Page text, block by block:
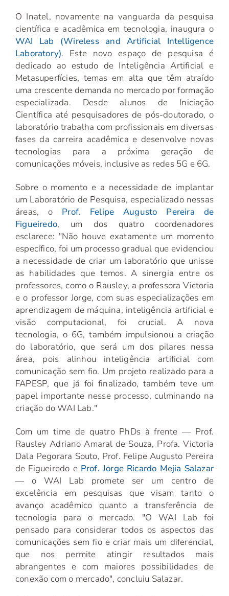
O Inatel, novamente na vanguarda da pesquisa
científica e acadêmica em tecnologia, inaugura o
WAI Lab (Wireless and Artificial Intelligence
Laboratory). Este novo espaço de pesquisa é
dedicado ao estudo de Inteligência Artificial e
Metasuperfícies, temas em alta que têm atraído
uma crescente demanda no mercado por formação
especializada. Desde alunos de Iniciação
Científica até pesquisadores de pós-doutorado, o
laboratório trabalha com profissionais em diversas
fases da carreira acadêmica e desenvolve novas
tecnologias para a próxima geração de
comunicações móveis, inclusive as redes 5G e 6G.
Sobre o momento e a necessidade de implantar
um Laboratório de Pesquisa, especializado nessas
áreas, o Prof. Felipe Augusto Pereira de
Figueiredo, um dos quatro coordenadores
esclarece: "Não houve exatamente um momento
específico, foi um processo gradual que evidenciou
a necessidade de criar um laboratório que unisse
as habilidades que temos. A sinergia entre os
professores, como o Rausley, a professora Victoria
e o professor Jorge, com suas especializações em
aprendizagem de máquina, inteligência artificial e
visão computacional, foi crucial. A nova
tecnologia, o 6G, também impulsionou a criação
do laboratório, que será um dos pilares nessa
área, pois alinhou inteligência artificial com
comunicação sem fio. Um projeto realizado para a
FAPESP, que já foi finalizado, também teve um
papel importante nesse processo, culminando na
criação do WAI Lab."
Com um time de quatro PhDs à frente — Prof.
Rausley Adriano Amaral de Souza, Profa. Victoria
Dala Pegorara Souto, Prof. Felipe Augusto Pereira
de Figueiredo e Prof. Jorge Ricardo Mejia Salazar
— o WAI Lab promete ser um centro de
excelência em pesquisas que visam tanto o
avanço acadêmico quanto a transferência de
tecnologia para o mercado. "O WAI Lab foi
pensado para considerar todos os aspectos das
comunicações sem fio e criar mais um diferencial,
que nos permite atingir resultados mais
abrangentes e com maiores possibilidades de
conexão com o mercado", concluiu Salazar.